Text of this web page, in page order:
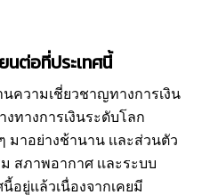
นต่อที่ประเทศนี้
ความเชี่ยวชาญทางการเงิน
ทางการเงินระดับโลก
มาอย่างช้านาน เเละส่วนตัว
สภาพอากาศ เเละระบบ
ยู่เเล้วเนื่องจากเคยมี